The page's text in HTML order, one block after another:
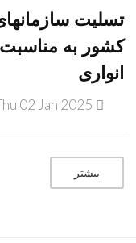
تسلیت
کشور به
انواری
02 Jan 2025
بیشتر